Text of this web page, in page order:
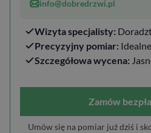
Wizyta specjalisty:
Precyzyjny pomiar:
Szczegółowa wycena:
info@dobredrzwi.pl
Zamów
Umów się na pomiar już dziś i